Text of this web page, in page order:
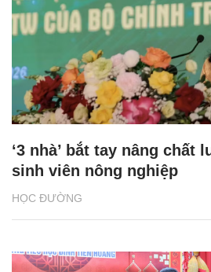
HỌC ĐƯỜNG
‘3 nhà’ bắt tay nâng chất
sinh viên nông nghiệp